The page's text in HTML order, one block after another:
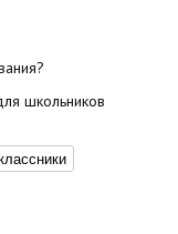
школьников